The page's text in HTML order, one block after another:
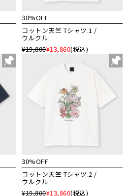
30%OFF
コットン天竺 Tシャツ.1 /
ウルクル
¥19,800¥13,860(税込)
30%OFF
コットン天竺 Tシャツ.2 /
ウルクル
¥19,800¥13,860(税込)